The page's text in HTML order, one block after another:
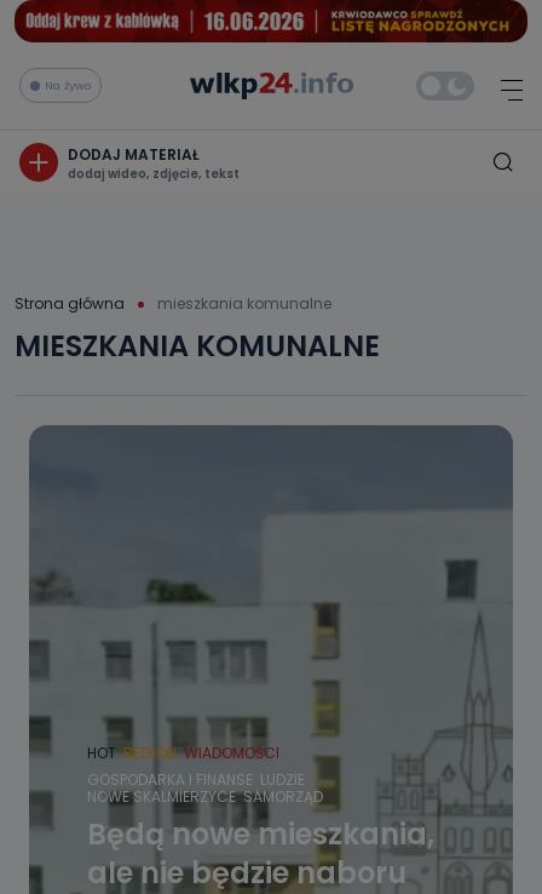
Na żywo
DODAJ MATERIAŁ
dodaj wideo, zdjęcie, tekst
Strona główna mieszkania komunalne
MIESZKANIA KOMUNALNE
HOT REGION WIADOMOŚCI
GOSPODARKA I FINANSE LUDZIE
NOWE SKALMIERZYCE SAMORZĄD
Będą nowe mieszkania,
ale nie będzie naboru